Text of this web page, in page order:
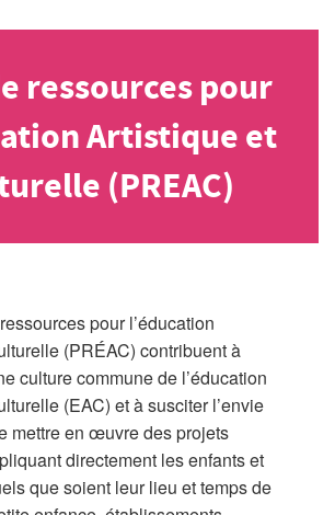
ressources pour
Artistique et
(PREAC)
pour l’éducation
(PRÉAC) contribuent à
culture commune de l’éducation
(EAC) et à susciter l’envie
mettre en œuvre des projets
directement les enfants et
que soient leur lieu et temps de